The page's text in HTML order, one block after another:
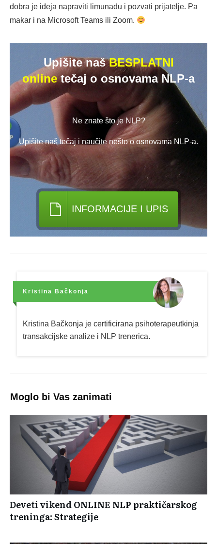
dobra je ideja napraviti limunadu i pozvati prijatelje. Pa
makar i na Microsoft Teams ili Zoom.
Upišite našBESPLATNI
online tečaj o osnovama NLP-a
Ne znate što je NLP?
Upišite naš tečaj i naučite nešto o osnovama NLP-a.
INFORMACIJE I UPIS
Kristina Bačkonja
Kristina Bačkonja je certificirana psihoterapeutkinja
transakcijske analize i NLP trenerica.
Moglo bi Vas zanimati
Deveti vikend ONLINE NLP praktičarskog
treninga: Strategije